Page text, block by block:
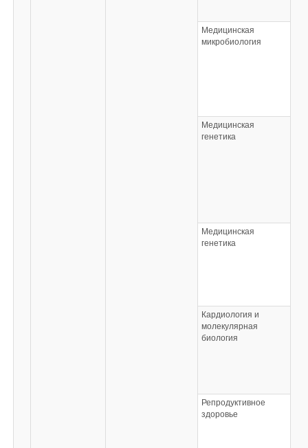
Медицинская
микробиология
Медицинская
генетика
Медицинская
генетика
Кардиология и
молекулярная
биология
Репродуктивное
здоровье